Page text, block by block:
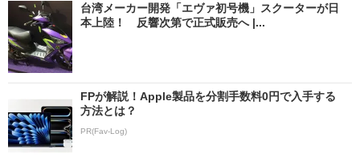
台湾メーカー開発「エヴァ初号機」スクーターが日
本上陸！ 反響次第で正式販売へ |...
FPが解説！Apple製品を分割手数料0円で入手する
方法とは？
PR(Fav-Log)